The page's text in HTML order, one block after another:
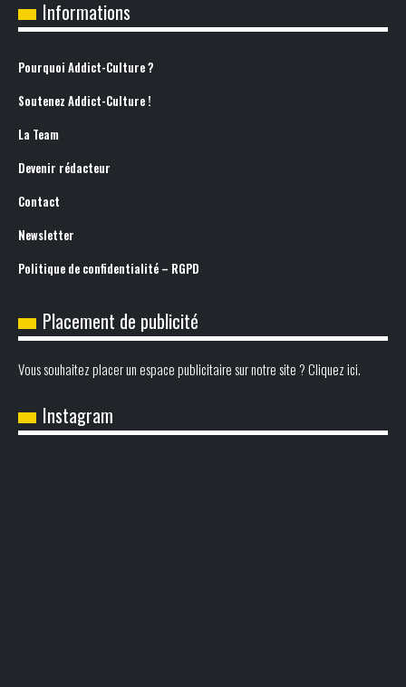
Informations
Pourquoi Addict-Culture ?
Soutenez Addict-Culture !
La Team
Devenir rédacteur
Contact
Newsletter
Politique de confidentialité – RGPD
Placement de publicité
Vous souhaitez placer un espace publicitaire sur notre site ? Cliquez ici.
Instagram